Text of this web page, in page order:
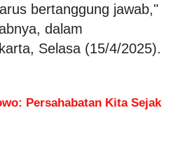
bertanggung jawab,"
dalam
Selasa (15/4/2025).
Persahabatan Kita Sejak